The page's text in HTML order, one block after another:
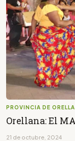
PROVINCIA DE
Orellana: El
21 de octubre, 2024